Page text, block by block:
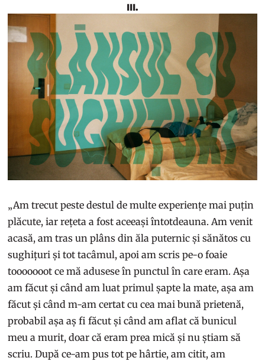
III.
„Am trecut peste destul de multe experiențe mai puțin
plăcute, iar rețeta a fost aceeași întotdeauna. Am venit
acasă, am tras un plâns din ăla puternic și sănătos cu
sughițuri și tot tacâmul, apoi am scris pe-o foaie
tooooooot ce mă adusese în punctul în care eram. Așa
am făcut și când am luat primul șapte la mate, așa am
făcut și când m-am certat cu cea mai bună prietenă,
probabil așa aș fi făcut și când am aflat că bunicul
meu a murit, doar că eram prea mică și nu știam să
scriu. După ce-am pus tot pe hârtie, am citit, am